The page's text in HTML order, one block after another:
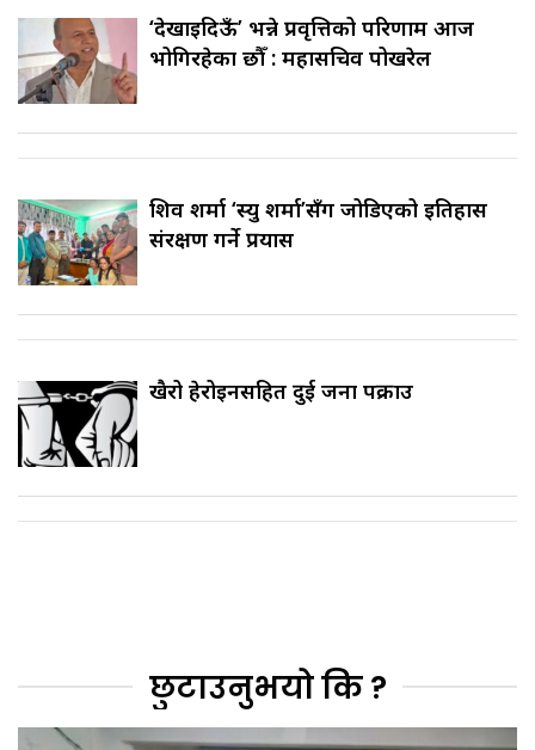
‘देखाइदिऊँ’ भन्ने प्रवृत्तिको परिणाम आज
भोगिरहेका छौँ : महासचिव पोखरेल
शिव शर्मा ‘स्यु शर्मा’सँग जोडिएको इतिहास
संरक्षण गर्ने प्रयास
खैरो हेरोइनसहित दुई जना पक्राउ
छुटाउनुभयो कि ?